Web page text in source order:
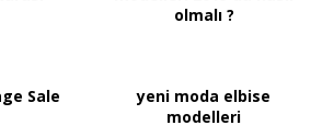
olmalı ?
Sale
yeni moda elbise
modelleri